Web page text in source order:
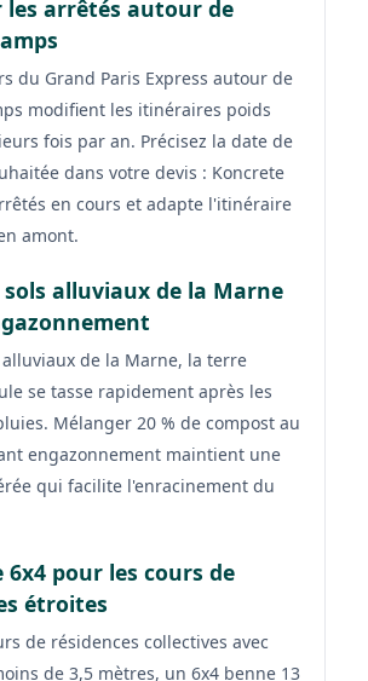
les arrêtés autour de
du Grand Paris Express autour de
modifient les itinéraires poids
fois par an. Précisez la date de
dans votre devis : Koncrete
en cours et adapte l'itinéraire
amont.
sols alluviaux de la Marne
de la Marne, la terre
se tasse rapidement après les
Mélanger 20 % de compost au
engazonnement maintient une
qui facilite l'enracinement du
6x4 pour les cours de
étroites
de résidences collectives avec
de 3,5 mètres, un 6x4 benne 13